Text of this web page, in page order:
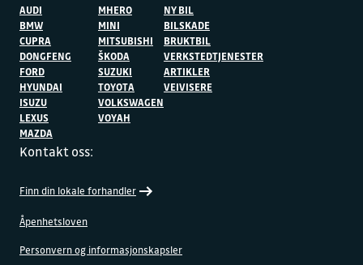
AUDI
BMW
CUPRA
DONGFENG
FORD
HYUNDAI
ISUZU
LEXUS
MAZDA
MHERO
MINI
MITSUBISHI
ŠKODA
SUZUKI
TOYOTA
VOLKSWAGEN
VOYAH
NY BIL
BILSKADE
BRUKTBIL
VERKSTEDTJENESTER
ARTIKLER
VEIVISERE
Kontakt oss:
Finn din lokale forhandler
Åpenhetsloven
Personvern og informasjonskapsler